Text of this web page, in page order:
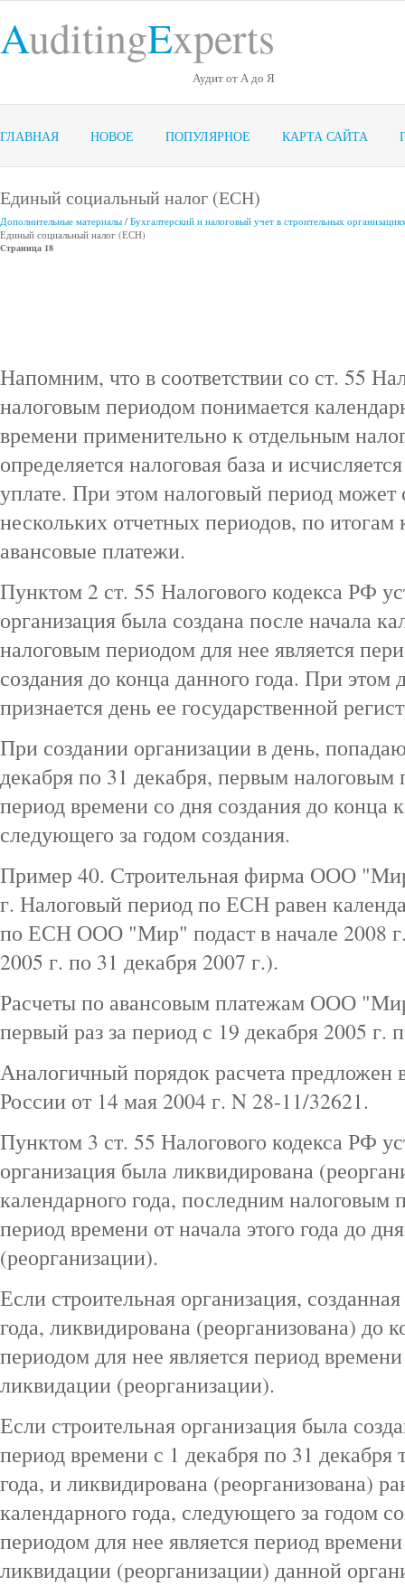
AuditingExperts
Аудит от А до Я
ГЛАВНАЯ НОВОЕ ПОПУЛЯРНОЕ КАРТА САЙТА
Единый социальный налог (ЕСН)
Дополнительные материалы / Бухгалтерский и налоговый учет в строительных
Единый социальный налог (ЕСН)
Страница 18
Напомним, что в соответствии со ст. 55
налоговым периодом понимается
времени применительно к отдельным
определяется налоговая база и
уплате. При этом налоговый период может
нескольких отчетных периодов, по
авансовые платежи.
Пунктом 2 ст. 55 Налогового кодекса РФ
организация была создана после начала
налоговым периодом для нее является
создания до конца данного года. При этом
признается день ее государственной
При создании организации в день,
декабря по 31 декабря, первым налоговым
период времени со дня создания до конца
следующего за годом создания.
Пример 40. Строительная фирма ООО
г. Налоговый период по ЕСН равен
по ЕСН ООО "Мир" подаст в начале 2008 г.
2005 г. по 31 декабря 2007 г.).
Расчеты по авансовым платежам ООО
первый раз за период с 19 декабря 2005 г.
Аналогичный порядок расчета
России от 14 мая 2004 г. N 28-11/32621.
Пунктом 3 ст. 55 Налогового кодекса РФ
организация была ликвидирована
календарного года, последним налоговым
период времени от начала этого года до
(реорганизации).
Если строительная организация,
года, ликвидирована (реорганизована) до
периодом для нее является период
ликвидации (реорганизации).
Если строительная организация была
период времени с 1 декабря по 31 декабря
года, и ликвидирована (реорганизована)
календарного года, следующего за годом
периодом для нее является период
ликвидации (реорганизации) данной